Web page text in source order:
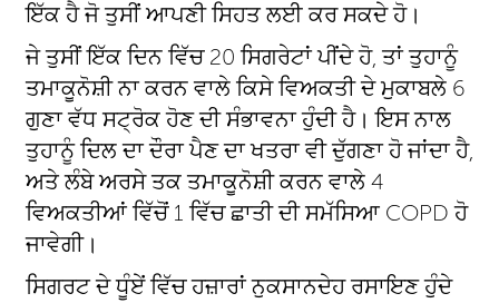
ਇੱਕ ਹੈ ਜੋ ਤੁਸੀਂ ਆਪਣੀ ਸਿਹਤ ਲਈ ਕਰ ਸਕਦੇ ਹੋ।
ਜੇ ਤੁਸੀਂ ਇੱਕ ਦਿਨ ਵਿੱਚ 20 ਸਿਗਰੇਟਾਂ ਪੀਂਦੇ ਹੋ, ਤਾਂ ਤੁਹਾਨੂੰ
ਤਮਾਕੂਨੋਸ਼ੀ ਨਾ ਕਰਨ ਵਾਲੇ ਕਿਸੇ ਵਿਅਕਤੀ ਦੇ ਮੁਕਾਬਲੇ 6
ਗੁਣਾ ਵੱਧ ਸਟ੍ਰੋਕ ਹੋਣ ਦੀ ਸੰਭਾਵਨਾ ਹੁੰਦੀ ਹੈ। ਇਸ ਨਾਲ
ਤੁਹਾਨੂੰ ਦਿਲ ਦਾ ਦੌਰਾ ਪੈਣ ਦਾ ਖਤਰਾ ਵੀ ਦੁੱਗਣਾ ਹੋ ਜਾਂਦਾ ਹੈ,
ਅਤੇ ਲੰਬੇ ਅਰਸੇ ਤਕ ਤਮਾਕੂਨੋਸ਼ੀ ਕਰਨ ਵਾਲੇ 4
ਵਿਅਕਤੀਆਂ ਵਿੱਚੋਂ 1 ਵਿੱਚ ਛਾਤੀ ਦੀ ਸਮੱਸਿਆ COPD ਹੋ
ਜਾਵੇਗੀ।
ਸਿਗਰਟ ਦੇ ਧੂੰਏਂ ਵਿੱਚ ਹਜ਼ਾਰਾਂ ਨੁਕਸਾਨਦੇਹ ਰਸਾਇਣ ਹੁੰਦੇ